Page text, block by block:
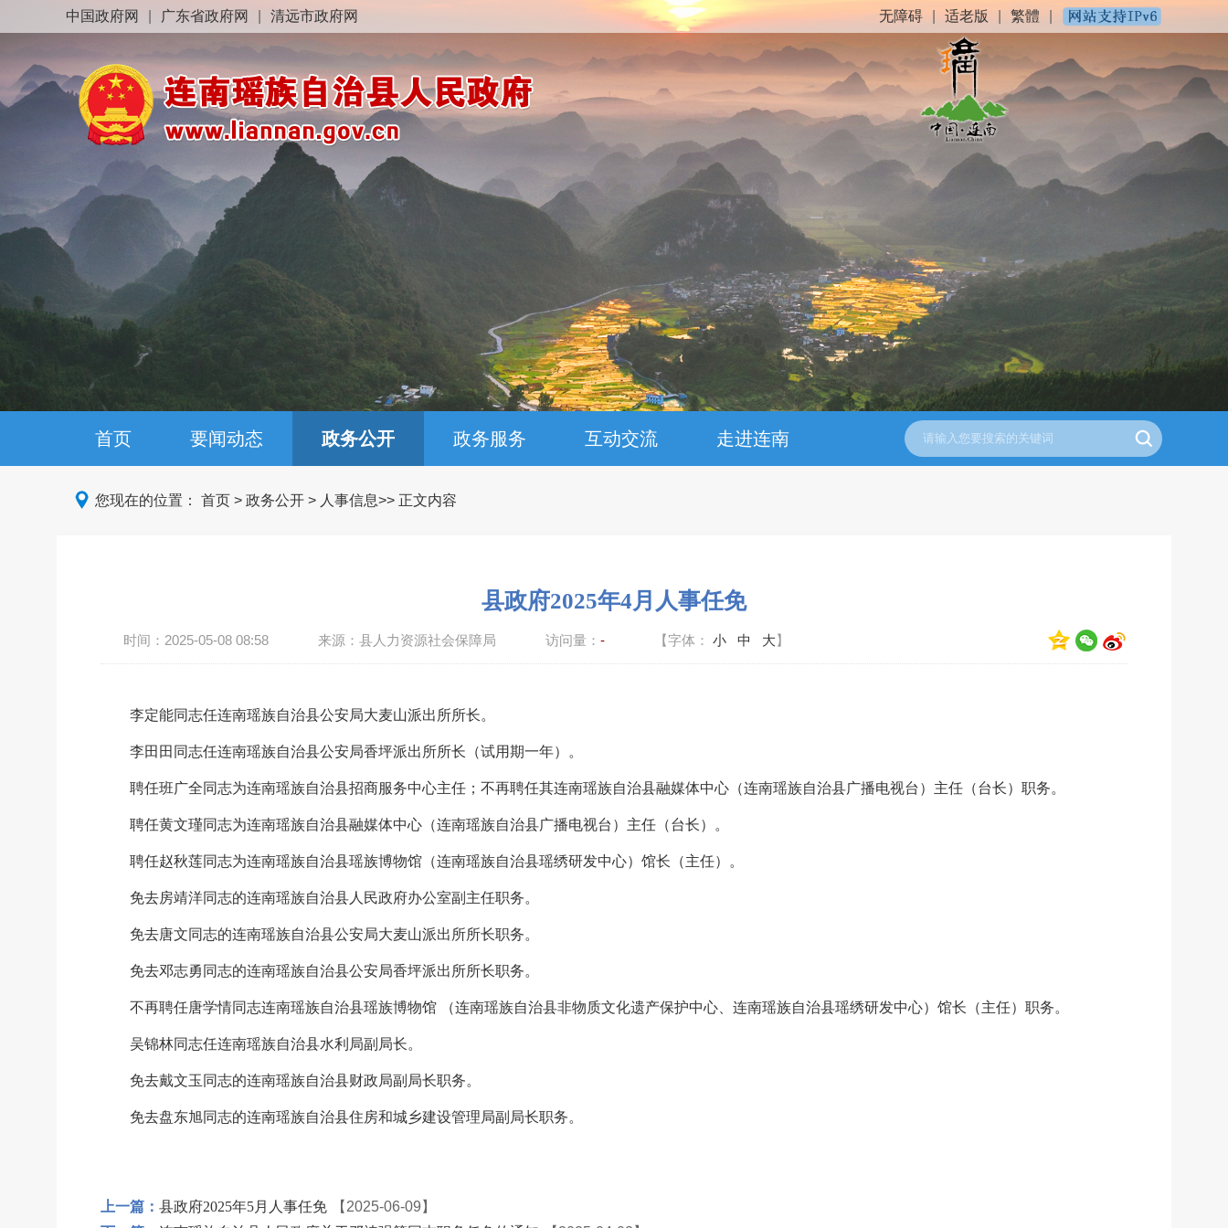
无障碍 适老版 繁體
中国政府网 广东省政府网 清远市政府网
首页 要闻动态 政务公开 政务服务 互动交流 走进连南
您现在的位置： 首页 > 政务公开 > 人事信息>> 正文内容
县政府2025年4月人事任免
时间： 2025-05-08 08:58 来源：县人力资源社会保障局 访问量： - 【字体： 小 中 大】
李定能同志任连南瑶族自治县公安局大麦山派出所所长。
李田田同志任连南瑶族自治县公安局香坪派出所所长（试用期一年）。
聘任班广全同志为连南瑶族自治县招商服务中心主任；不再聘任其连南瑶族自治县融媒体中心（连南瑶族自治县广播电视台）主任（台长）职务。
聘任黄文瑾同志为连南瑶族自治县融媒体中心 （连南瑶族自治县广播电视台）主任（台长）。
聘任赵秋莲同志为连南瑶族自治县瑶族博物馆（连南瑶族自治县瑶绣研发中心）馆长（主任）。
免去房靖洋同志的连南瑶族自治县人民政府办公室副主任职务。
免去唐文同志的连南瑶族自治县公安局大麦山派出所所长职务。
免去邓志勇同志的连南瑶族自治县公安局香坪派出所所长职务。
不再聘任唐学情同志连南瑶族自治县瑶族博物馆 （连南瑶族自治县非物质文化遗产保护中心、连南瑶族自治县瑶绣研发中心）馆长（主任）职务。
吴锦林同志任连南瑶族自治县水利局副局长。
免去戴文玉同志的连南瑶族自治县财政局副局长职务。
免去盘东旭同志的连南瑶族自治县住房和城乡建设管理局副局长职务。
上一篇： 县政府2025年5月人事任免
【2025-06-09】